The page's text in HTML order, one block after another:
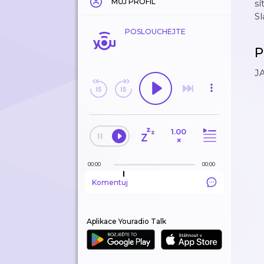
POSLOUCHEJTE
1.00
×
00:00 00:00
Komentuj
Aplikace Youradio Talk